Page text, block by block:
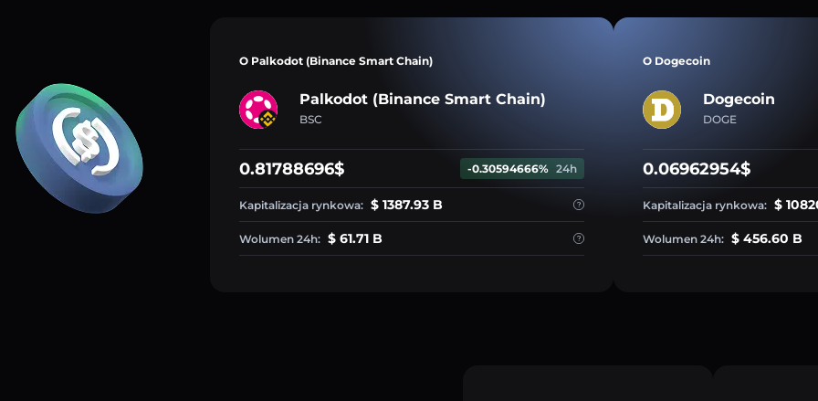
O Palkodot (Binance Smart Chain)
Palkodot (Binance Smart Chain)
BSC
0.81788696$ -0.30594666% 24h
Kapitalizacja rynkowa: $ 1387.93 B
Wolumen 24h: $ 61.71 B
O Dogecoin
Dogecoin
DOGE
0.06962954$
Kapitalizacja rynkowa: $
Wolumen 24h: $ 456.60 B